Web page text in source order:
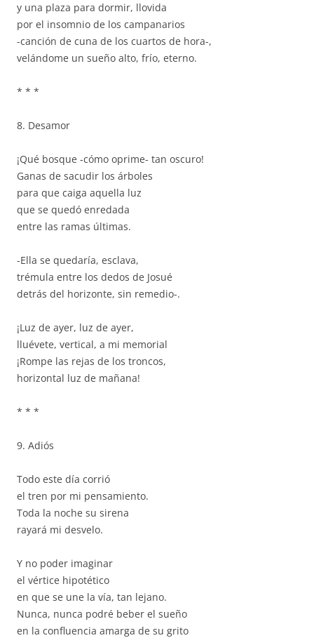
y una plaza para dormir, llovida
por el insomnio de los campanarios
-canción de cuna de los cuartos de hora-,
velándome un sueño alto, frío, eterno.
* * *
8. Desamor
¡Qué bosque -cómo oprime- tan oscuro!
Ganas de sacudir los árboles
para que caiga aquella luz
que se quedó enredada
entre las ramas últimas.
-Ella se quedaría, esclava,
trémula entre los dedos de Josué
detrás del horizonte, sin remedio-.
¡Luz de ayer, luz de ayer,
lluévete, vertical, a mi memorial
¡Rompe las rejas de los troncos,
horizontal luz de mañana!
* * *
9. Adiós
Todo este día corrió
el tren por mi pensamiento.
Toda la noche su sirena
rayará mi desvelo.
Y no poder imaginar
el vértice hipotético
en que se une la vía, tan lejano.
Nunca, nunca podré beber el sueño
en la confluencia amarga de su grito